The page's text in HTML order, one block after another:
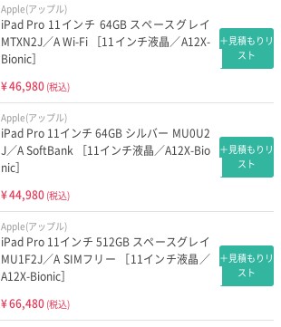
Apple(アップル)
iPad Pro 11インチ 64GB スペースグレイ
MTXN2J／A Wi-Fi ［11インチ液晶／A12X-
Bionic］
¥46,980 (税込)
＋見積もりリ
スト
Apple(アップル)
iPad Pro 11インチ 64GB シルバー MU0U2
J／A SoftBank ［11インチ液晶／A12X-Bio
nic］
¥44,980 (税込)
＋見積もりリ
スト
Apple(アップル)
iPad Pro 11インチ 512GB スペースグレイ
MU1F2J／A SIMフリー ［11インチ液晶／
A12X-Bionic］
¥66,480 (税込)
＋見積もりリ
スト